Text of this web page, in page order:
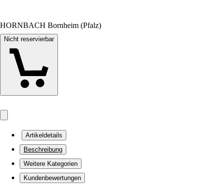
HORNBACH Bornheim (Pfalz)
Nicht reservierbar
Artikeldetails
Beschreibung
Weitere Kategorien
Kundenbewertungen